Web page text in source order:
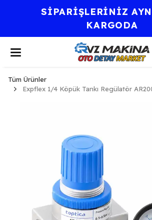
AYNI GÜN
Tüm Ürünler
Expflex 1/4 Köpük Tankı Regülatör